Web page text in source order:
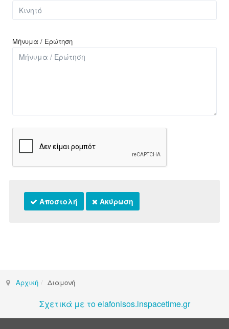
Μήνυμα / Ερώτηση
Αποστολή Ακύρωση
Αρχική Διαμονή
Σχετικά με το elafonisos.inspacetime.gr